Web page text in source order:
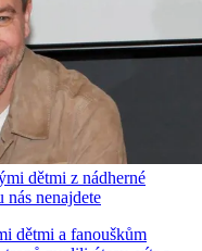
dětmi z nádherné
nenajdete
dětmi a fanouškům